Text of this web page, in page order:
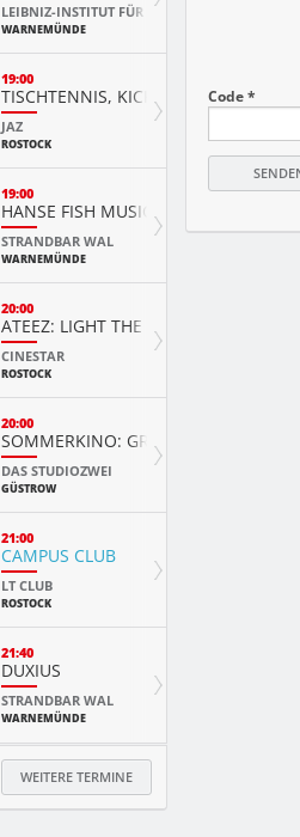
Code *
LEIBNIZ-INSTITUT FÜR OSTSEEFORSCHUNG
WARNEMÜNDE
19:00
TISCHTENNIS, KICKER & DARTS
JAZ
ROSTOCK
19:00
HANSE FISH MUSIC VIDEO AWARD
STRANDBAR WAL
WARNEMÜNDE
20:00
ATEEZ: LIGHT THE WAY IN CINEMAS
CINESTAR
ROSTOCK
20:00
SOMMERKINO: GREATEST SHOWMAN
DAS STUDIOZWEI
GÜSTROW
21:00
CAMPUS CLUB
LT CLUB
ROSTOCK
21:40
DUXIUS
STRANDBAR WAL
WARNEMÜNDE
WEITERE TERMINE